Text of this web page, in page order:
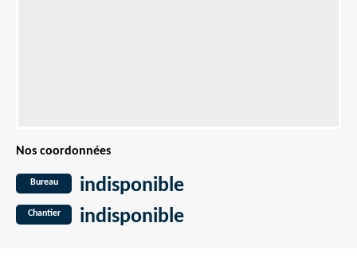
Nos coordonnées
Bureau indisponible
Chantier indisponible